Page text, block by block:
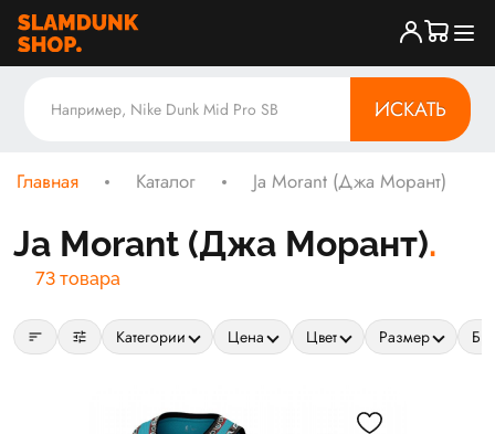
ИСКАТЬ
Главная Каталог Ja Morant (Джа Морант)
Ja Morant (Джа Морант)
73 товара
sort tune Категории Цена Цвет Размер